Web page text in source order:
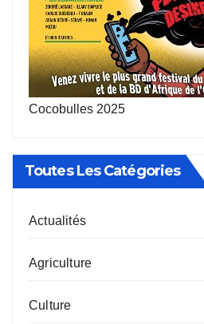
Cocobulles 2025
Toutes Les Catégories
Actualités
Agriculture
Culture